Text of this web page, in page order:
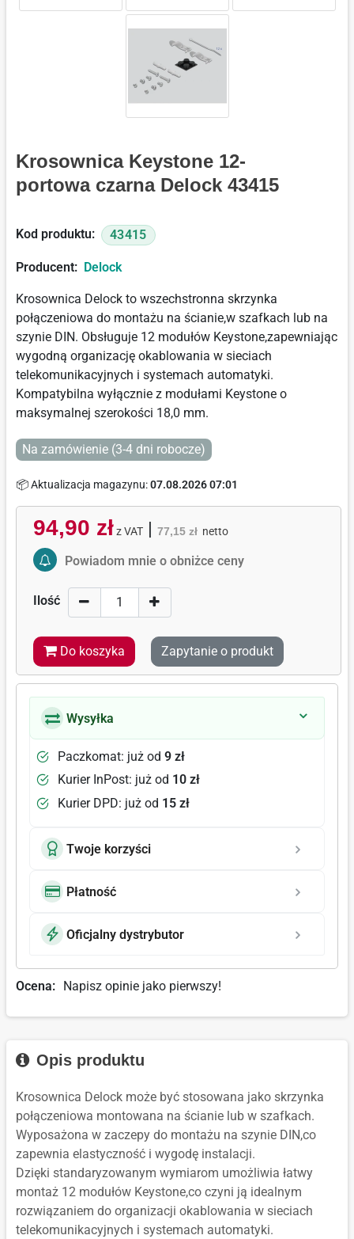
Krosownica Keystone 12-
portowa czarna Delock 43415
Kod produktu: 43415
Producent: Delock
Krosownica Delock to wszechstronna skrzynka
połączeniowa do montażu na ścianie,w szafkach lub na
szynie DIN. Obsługuje 12 modułów Keystone,zapewniając
wygodną organizację okablowania w sieciach
telekomunikacyjnych i systemach automatyki.
Kompatybilna wyłącznie z modułami Keystone o
maksymalnej szerokości 18,0 mm.
Na zamówienie (3-4 dni robocze)
📦 Aktualizacja magazynu:07.08.2026 07:01
94,90 zł z VAT| 77,15 zł netto
Activate Price Alert
Powiadom mnie o obniżce ceny
Ilość
Do koszyka Zapytanie o produkt
Wysyłka
Paczkomat: już od 9 zł
Kurier InPost: już od 10 zł
Kurier DPD: już od 15 zł
Twoje korzyści
Płatność
Oficjalny dystrybutor
Ocena: Napisz opinie jako pierwszy!
Opis produktu
Krosownica Delock może być stosowana jako skrzynka
połączeniowa montowana na ścianie lub w szafkach.
Wyposażona w zaczepy do montażu na szynie DIN,co
zapewnia elastyczność i wygodę instalacji.
Dzięki standaryzowanym wymiarom umożliwia łatwy
montaż 12 modułów Keystone,co czyni ją idealnym
rozwiązaniem do organizacji okablowania w sieciach
telekomunikacyjnych i systemach automatyki.